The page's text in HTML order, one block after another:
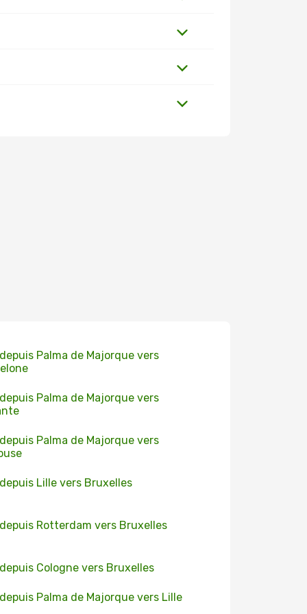
Palma de Majorque vers
Palma de Majorque vers
Palma de Majorque vers
Lille vers Bruxelles
Rotterdam vers Bruxelles
Cologne vers Bruxelles
Palma de Majorque vers Lille